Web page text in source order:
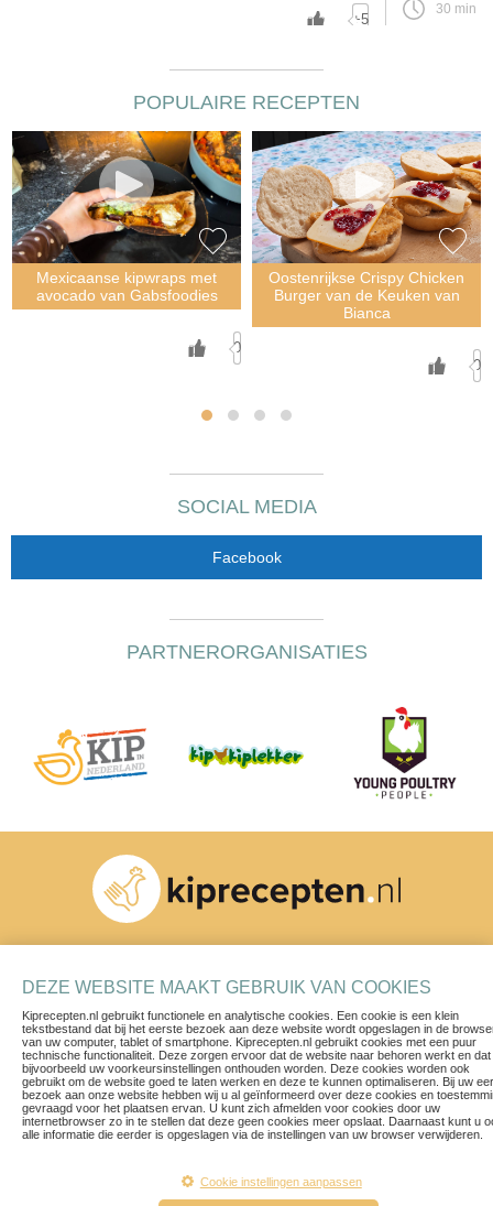
30 min
+5
POPULAIRE RECEPTEN
Mexicaanse kipwraps met
avocado van Gabsfoodies
0
Oostenrijkse Crispy Chicken
Burger van de Keuken van
Bianca
0
SOCIAL MEDIA
Facebook
PARTNERORGANISATIES
Recepten
Blogs & Vlogs
Contact
Privacy Policy
DEZE WEBSITE MAAKT GEBRUIK VAN COOKIES
Kiprecepten.nl gebruikt functionele en analytische cookies. Een cookie is een klein
tekstbestand dat bij het eerste bezoek aan deze website wordt opgeslagen in de
van uw computer, tablet of smartphone. Kiprecepten.nl gebruikt cookies met een puur
technische functionaliteit. Deze zorgen ervoor dat de website naar behoren werkt en dat
bijvoorbeeld uw voorkeursinstellingen onthouden worden. Deze cookies worden ook
gebruikt om de website goed te laten werken en deze te kunnen optimaliseren. Bij uw
bezoek aan onze website hebben wij u al geïnformeerd over deze cookies en
gevraagd voor het plaatsen ervan. U kunt zich afmelden voor cookies door uw
internetbrowser zo in te stellen dat deze geen cookies meer opslaat. Daarnaast kunt u
alle informatie die eerder is opgeslagen via de instellingen van uw browser verwijderen.
Cookie instellingen aanpassen